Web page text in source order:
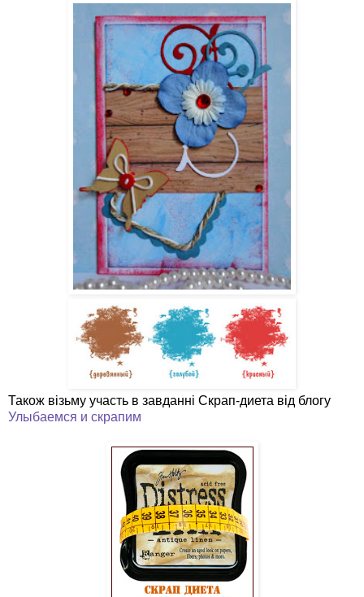
Також візьму участь в завданні Скрап-диета від блогу
Улыбаемся и скрапим